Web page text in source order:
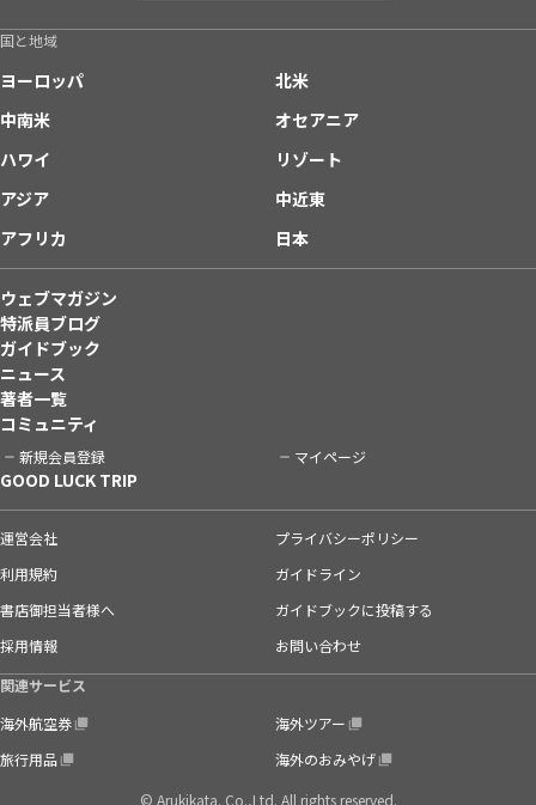
国と地域
ヨーロッパ
北米
中南米
オセアニア
ハワイ
リゾート
アジア
中近東
アフリカ
日本
ウェブマガジン
特派員ブログ
ガイドブック
ニュース
著者一覧
コミュニティ
新規会員登録 マイページ
GOOD LUCK TRIP
運営会社
プライバシーポリシー
利用規約
ガイドライン
書店御担当者様へ
ガイドブックに投稿する
採用情報
お問い合わせ
関連サービス
海外航空券
海外ツアー
旅行用品
海外のおみやげ
© Arukikata. Co.,Ltd. All rights reserved.